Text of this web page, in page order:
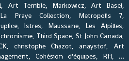
Art Terrible, Markowicz, Art Basel,
Praye Collection, Metropolis 7,
Istres, Maussane, Les Alpilles,
Third Space, St John Canada,
christophe Chazot, anaystof, Art
Cohésion d'équipes, RH, …